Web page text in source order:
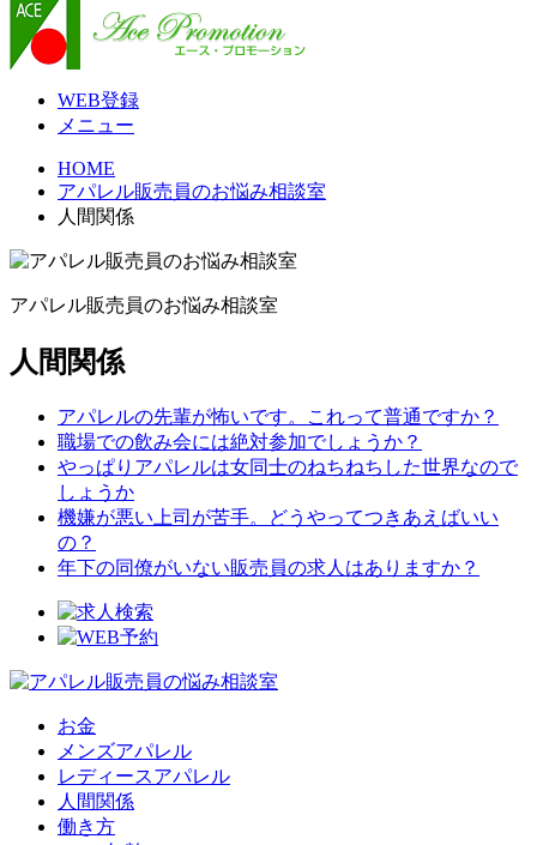
WEB登録
メニュー
HOME
アパレル販売員のお悩み相談室
人間関係
アパレル販売員のお悩み相談室
人間関係
アパレルの先輩が怖いです。これって普通ですか？
職場での飲み会には絶対参加でしょうか？
やっぱりアパレルは女同士のねちねちした世界なので
しょうか
機嫌が悪い上司が苦手。どうやってつきあえばいい
の？
年下の同僚がいない販売員の求人はありますか？
お金
メンズアパレル
レディースアパレル
人間関係
働き方